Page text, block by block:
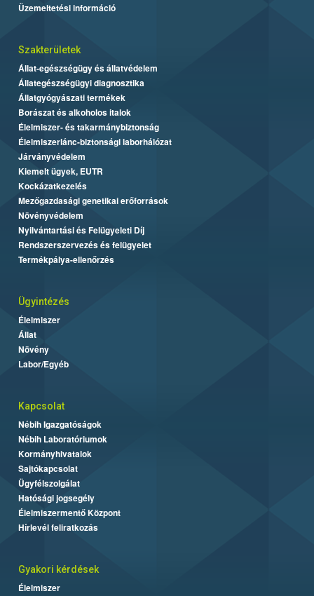
Üzemeltetési információ
Szakterületek
Állat-egészségügy és állatvédelem
Állategészségügyi diagnosztika
Állatgyógyászati termékek
Borászat és alkoholos italok
Élelmiszer- és takarmánybiztonság
Élelmiszerlánc-biztonsági laborhálózat
Járványvédelem
Kiemelt ügyek, EUTR
Kockázatkezelés
Mezőgazdasági genetikai erőforrások
Növényvédelem
Nyilvántartási és Felügyeleti Díj
Rendszerszervezés és felügyelet
Termékpálya-ellenőrzés
Ügyintézés
Élelmiszer
Állat
Növény
Labor/Egyéb
Kapcsolat
Nébih Igazgatóságok
Nébih Laboratóriumok
Kormányhivatalok
Sajtókapcsolat
Ügyfélszolgálat
Hatósági jogsegély
Élelmiszermentő Központ
Hírlevél feliratkozás
Gyakori kérdések
Élelmiszer